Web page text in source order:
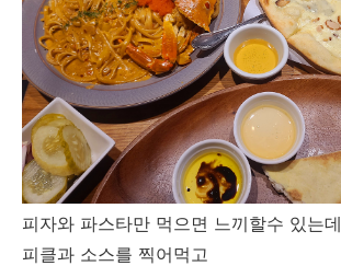
피자와 파스타만 먹으면 느끼할수 있는데
피클과 소스를 찍어먹고